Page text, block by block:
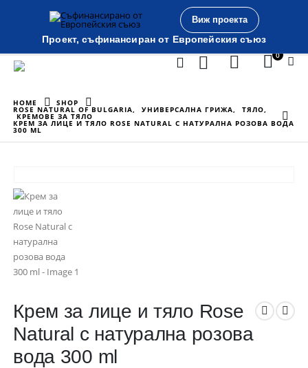
Проект, съфинансиран от Европейския съюз
Виж проекта
0
HOME SHOP
ROSE NATURAL OF BULGARIA, УНИВЕРСАЛНА ГРИЖА, ТЯЛО,
КРЕМОВЕ ЗА ТЯЛО
КРЕМ ЗА ЛИЦЕ И ТЯЛО ROSE NATURAL С НАТУРАЛНА РОЗОВА ВОДА
300 ML
Крем за лице и тяло Rose
Natural с натурална розова
вода 300 ml